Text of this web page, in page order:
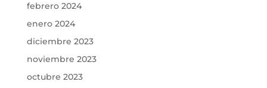
febrero 2024
enero 2024
diciembre 2023
noviembre 2023
octubre 2023